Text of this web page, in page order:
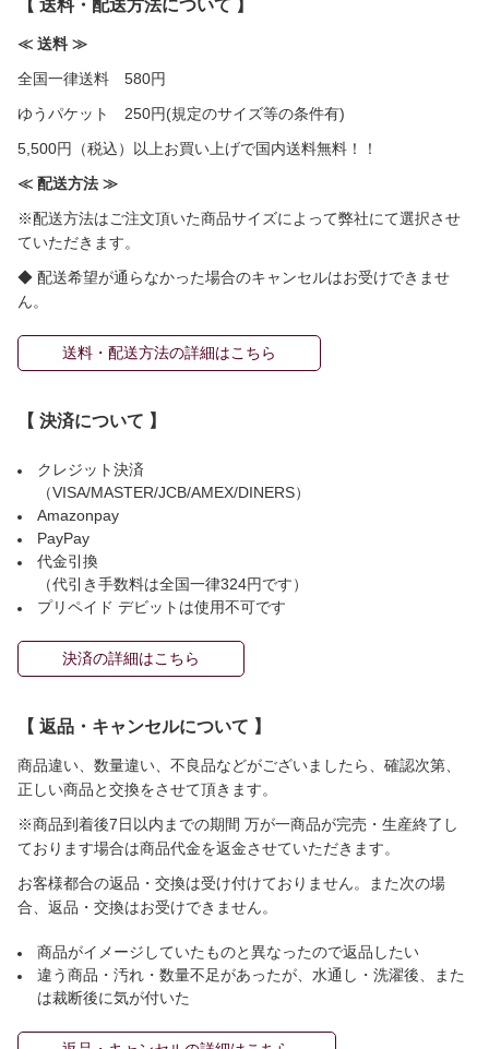
【 送料・配送方法について 】
≪ 送料 ≫
全国一律送料 580円
ゆうパケット 250円(規定のサイズ等の条件有)
5,500円（税込）以上お買い上げで国内送料無料！！
≪ 配送方法 ≫
※配送方法はご注文頂いた商品サイズによって弊社にて選択させ
ていただきます。
◆ 配送希望が通らなかった場合のキャンセルはお受けできませ
ん。
送料・配送方法の詳細はこちら
【 決済について 】
クレジット決済
（VISA/MASTER/JCB/AMEX/DINERS）
Amazonpay
PayPay
代金引換
（代引き手数料は全国一律324円です）
プリペイド デビットは使用不可です
決済の詳細はこちら
【 返品・キャンセルについて 】
商品違い、数量違い、不良品などがございましたら、確認次第、
正しい商品と交換をさせて頂きます。
※商品到着後7日以内までの期間 万が一商品が完売・生産終了し
ております場合は商品代金を返金させていただきます。
お客様都合の返品・交換は受け付けておりません。また次の場
合、返品・交換はお受けできません。
商品がイメージしていたものと異なったので返品したい
違う商品・汚れ・数量不足があったが、水通し・洗濯後、また
は裁断後に気が付いた